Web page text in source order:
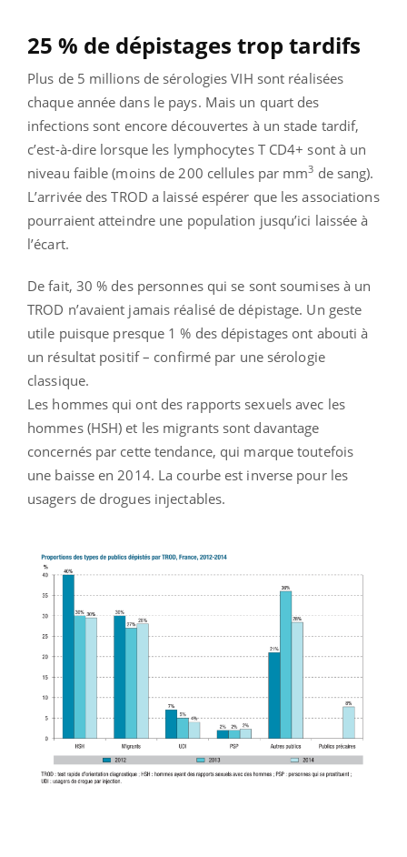
25 % de dépistages trop tardifs
Plus de 5 millions de sérologies VIH sont réalisées
chaque année dans le pays. Mais un quart des
infections sont encore découvertes à un stade tardif,
c’est-à-dire lorsque les lymphocytes T CD4+ sont à un
niveau faible (moins de 200 cellules par mm3 de sang).
L’arrivée des TROD a laissé espérer que les associations
pourraient atteindre une population jusqu’ici laissée à
l’écart.
De fait, 30 % des personnes qui se sont soumises à un
TROD n’avaient jamais réalisé de dépistage. Un geste
utile puisque presque 1 % des dépistages ont abouti à
un résultat positif – confirmé par une sérologie
classique.
Les hommes qui ont des rapports sexuels avec les
hommes (HSH) et les migrants sont davantage
concernés par cette tendance, qui marque toutefois
une baisse en 2014. La courbe est inverse pour les
usagers de drogues injectables.